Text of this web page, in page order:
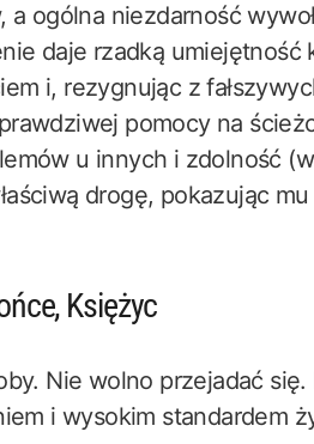
ogólna niezdarność
daje rzadką umiejętność
i, rezygnując z
pomocy na
u innych i zdolność
drogę, pokazując
Księżyc
Nie wolno przejadać
i wysokim standardem